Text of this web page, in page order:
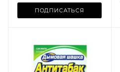
ПОДПИСАТЬСЯ